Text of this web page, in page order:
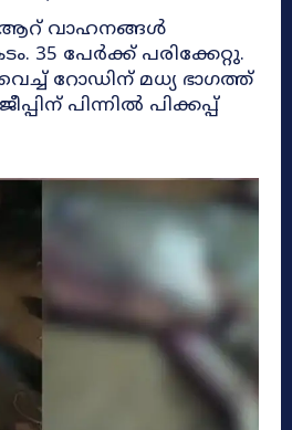
വാഹനങ്ങള്‍
35 പേര്‍ക്ക് പരിക്കേറ്റു.
റോഡിന് മധ്യ ഭാഗത്ത്
പിന്നില്‍ പിക്കപ്പ്